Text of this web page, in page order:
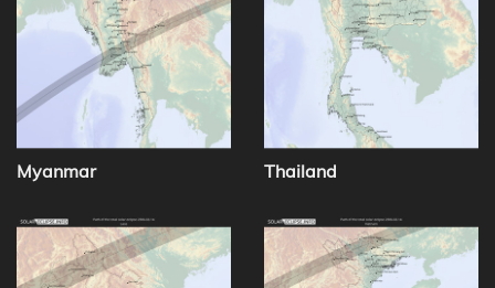
Myanmar Thailand